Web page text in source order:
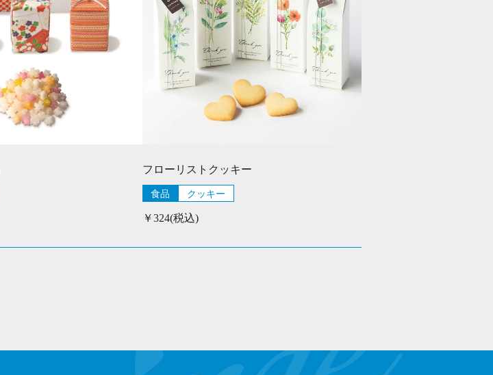
フローリストクッキー
食品 クッキー
￥324(税込)